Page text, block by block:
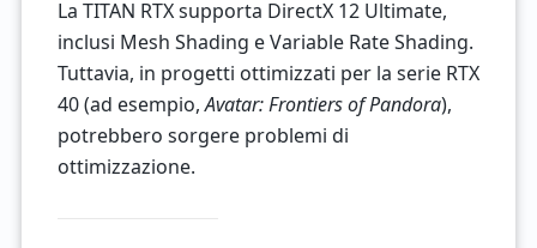
La TITAN RTX supporta DirectX 12 Ultimate,
inclusi Mesh Shading e Variable Rate Shading.
Tuttavia, in progetti ottimizzati per la serie RTX
40 (ad esempio,Avatar: Frontiers of Pandora),
potrebbero sorgere problemi di
ottimizzazione.